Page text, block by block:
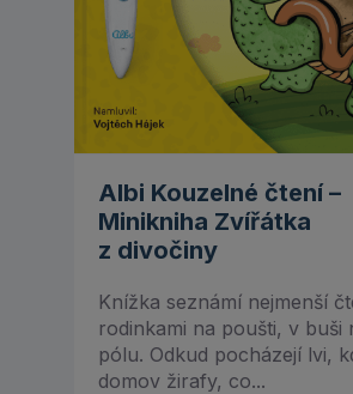
Albi Kouzelné čtení –
Minikniha Zvířátka
z divočiny
Knížka seznámí nejmenší
rodinkami na poušti, v buši
pólu. Odkud pocházejí lvi,
domov žirafy, co...